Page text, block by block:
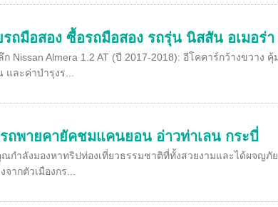
ถมือสอง ซื้อรถมือสอง รถรุ่น นิสสัน อเมอร่
ก Nissan Almera 1.2 AT (ปี 2017-2018): อีโคคาร์กว้างขวา
และค่าบำรุงร...
รถพายคายัคชมแคนยอน อ่าวท่าเลน กระบี่
กำลังมองหาทริปท่องเที่ยวธรรมชาติที่ทั้งสวยงามและได้ผจญ
จากตัวเมืองกร...